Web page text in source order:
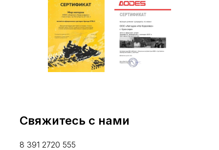
Свяжитесь с нами
8 391 2720 555